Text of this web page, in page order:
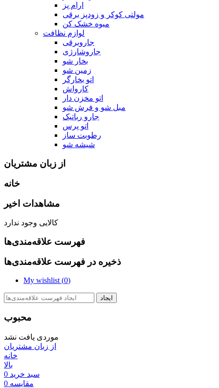
ارام پز
مولتی کوکر و زودپز برقی
میوه خشک کن
لوازم نظافت
جاروبرقی
جاروشارژی
بخار شو
زمین شو
اتو بخارگر
کارواش
اتو مخزن دار
مبل شو و فرش شو
جارو رباتیک
اتو پرس
رطوبت ساز
شیشه شو
از زبان مشتریان
خانه
مشاهدات اخیر
کالایی وجود ندارد
فهرست علاقه‌مندی‌ها
ذخیره در فهرست علاقه‌مندی‌ها
My wishlist (0)
ایجاد
محبوب
موردی یافت نشد
از زبان مشتریان
خانه
بالا
سبد خرید 0
مقایسه 0